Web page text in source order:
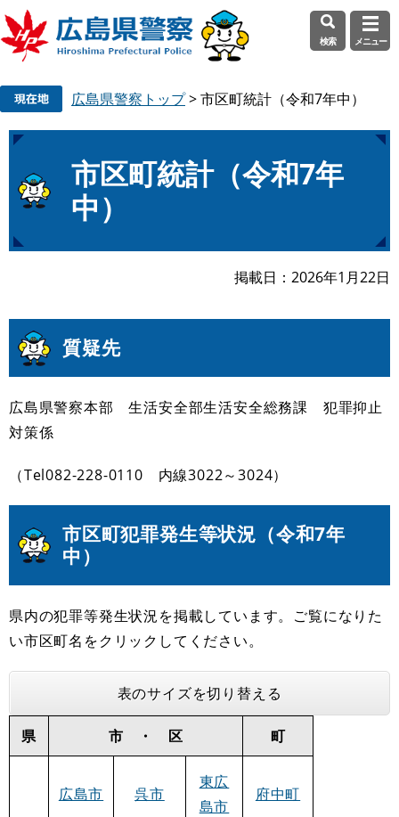
の
。
ー
て
検索 メニュー
広島県警察トップ>市区町統計（令和7年中）
文
市区町統計（令和7年
中）
掲載日 2026年1月22日
質疑先
広島県警察本部 生活安全部生活安全総務課 犯罪抑止
対策係
（Tel082-228-0110 内線3022～3024）
市区町犯罪発生等状況（令和7年
中）
県内の犯罪等発生状況を掲載しています。ご覧になりた
い市区町名をクリックしてください。
表のサイズを切り替える
県 市 ・ 区 町
広島市 呉市
東広
島市
府中町